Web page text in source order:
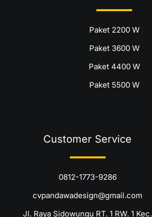
Paket 2200 W
Paket 3600 W
Paket 4400 W
Paket 5500 W
Customer Service
0812-1773-9286
cvpandawadesign@gmail.com
Jl. Raya Sidowungu RT. 1 RW. 1 Kec.